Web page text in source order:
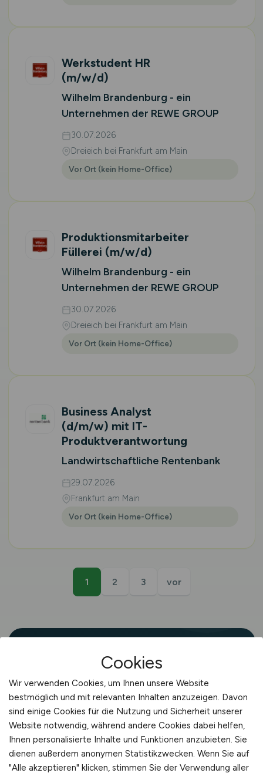
Werkstudent HR
(m/w/d)
Wilhelm Brandenburg - ein
Unternehmen der REWE GROUP
30.07.2026
Dreieich bei Frankfurt am Main
Vor Ort (kein Home-Office)
Produktionsmitarbeiter
Füllerei (m/w/d)
Wilhelm Brandenburg - ein
Unternehmen der REWE GROUP
30.07.2026
Dreieich bei Frankfurt am Main
Vor Ort (kein Home-Office)
Business Analyst
(d/m/w) mit IT-
Produktverantwortung
Landwirtschaftliche Rentenbank
29.07.2026
Frankfurt am Main
Vor Ort (kein Home-Office)
1 2 3 vor
🌱 STELLENMARKT
Jobs in der Agrarbranche
in Dreieich
Dreieich liegt in Hessen – einer Region,
die von Pflanzenbau, Weinbau und
Cookies
Wir verwenden Cookies, um Ihnen unsere Website
bestmöglich und mit relevanten Inhalten anzuzeigen. Davon
sind einige Cookies für die Nutzung und Sicherheit unserer
Website notwendig, während andere Cookies dabei helfen,
Ihnen personalisierte Inhalte und Funktionen anzubieten. Sie
dienen außerdem anonymen Statistikzwecken. Wenn Sie auf
"Alle akzeptieren" klicken, stimmen Sie der Verwendung aller